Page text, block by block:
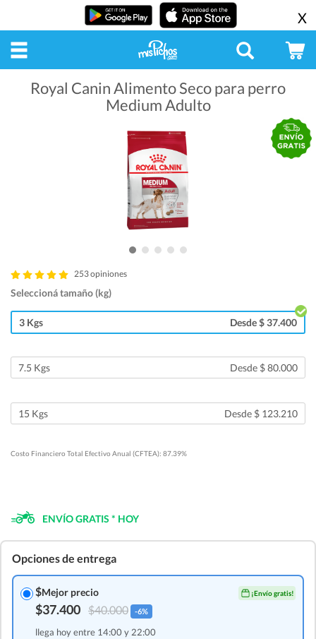
X
Royal Canin Alimento Seco para perro
Medium Adulto
253 opiniones
Seleccioná tamaño (kg)
3 Kgs Desde $ 37.400
7.5 Kgs Desde $ 80.000
15 Kgs Desde $ 123.210
Costo Financiero Total Efectivo Anual (CFTEA): 87.39%
ENVÍO GRATIS * HOY
Opciones de entrega
$Mejor precio ¡Envío gratis!
$37.400 $40.000 -6%
llega hoy entre 14:00 y 22:00